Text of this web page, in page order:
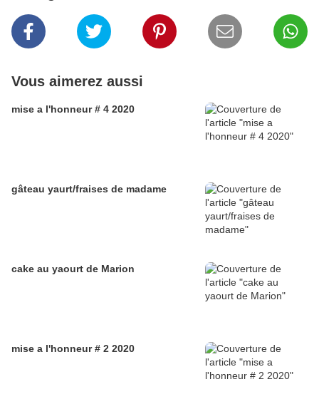
Vous aimerez aussi
mise a l'honneur # 4 2020
gâteau yaurt/fraises de madame
cake au yaourt de Marion
mise a l'honneur # 2 2020